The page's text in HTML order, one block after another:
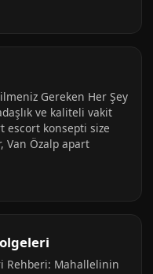
Gereken Her Şey
ve kaliteli vakit
escort konsepti size
Van Özalp apart
Rehberi: Mahallelinin